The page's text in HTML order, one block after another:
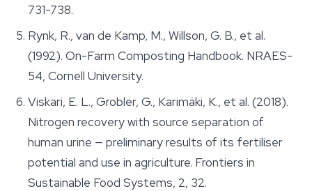
731-738.
Rynk, R., van de Kamp, M., Willson, G. B., et al.
(1992). On-Farm Composting Handbook. NRAES-
54, Cornell University.
Viskari, E. L., Grobler, G., Karimäki, K., et al. (2018).
Nitrogen recovery with source separation of
human urine — preliminary results of its fertiliser
potential and use in agriculture. Frontiers in
Sustainable Food Systems, 2, 32.